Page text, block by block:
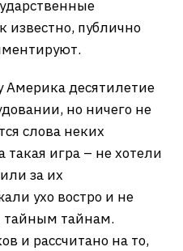
известно, публично
Америка десятилетие
но ничего не
слова неких
такая игра – не хотели
за их
ухо востро и не
тайным тайнам.
и рассчитано на то,